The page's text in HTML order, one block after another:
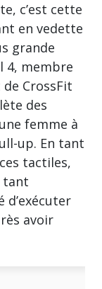
c’est cette
en vedette
grande
4, membre
CrossFit
des
femme à
up. En tant
tactiles,
tant
d’exécuter
avoir